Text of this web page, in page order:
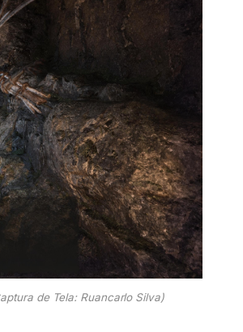
de Tela: Ruancarlo Silva)